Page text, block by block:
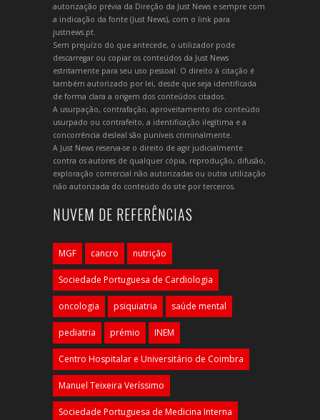
autorização prévia da Direção da Just News e sempre com
a indicação da fonte (Just News), com o link para
justnews.pt.
Sem prejuízo do que antecede, o utilizador pode
descarregar ou copiar os conteúdos da Just News
estritamente para seu uso pessoal. O direito à citação é
também autorizado por lei, desde que seja identificada
de forma clara a origem dos conteúdos citados.
A usurpação, contrafação, aproveitamento do conteúdo
usurpado ou contrafeito, a identificação ilegítima e a
concorrência desleal são puníveis criminalmente.
A Just News reserva-se o direito de agir judicialmente
contra os autores de qualquer cópia, reprodução, difusão,
exploração comercial não autorizadas ou outra utilização
não autorizada do conteúdo do site por terceiros.
NUVEM DE REFERÊNCIAS
MGF cancro nutrição
Sociedade Portuguesa de Cardiologia
oncologia psiquiatria saúde mental
pediatria prémio INEM
Centro Hospitalar e Universitário de Coimbra
Manuel Teixeira Veríssimo
Sociedade Portuguesa de Medicina Interna